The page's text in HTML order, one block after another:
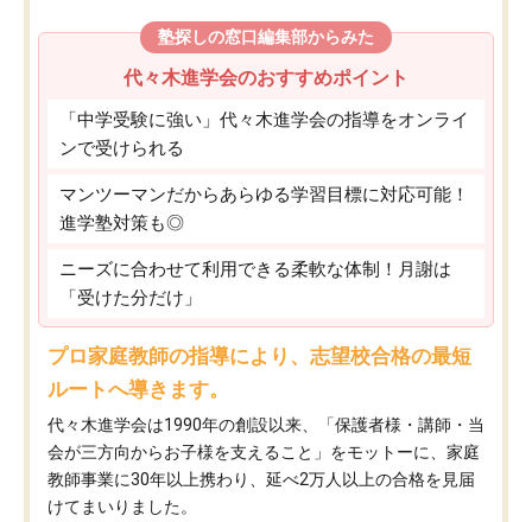
塾探しの窓口編集部からみた
代々木進学会のおすすめポイント
「中学受験に強い」代々木進学会の指導をオンライ
ンで受けられる
マンツーマンだからあらゆる学習目標に対応可能！
進学塾対策も◎
ニーズに合わせて利用できる柔軟な体制！月謝は
「受けた分だけ」
プロ家庭教師の指導により、志望校合格の最短
ルートへ導きます。
代々木進学会は1990年の創設以来、「保護者様・講師・当
会が三方向からお子様を支えること」をモットーに、家庭
教師事業に30年以上携わり、延べ2万人以上の合格を見届
けてまいりました。